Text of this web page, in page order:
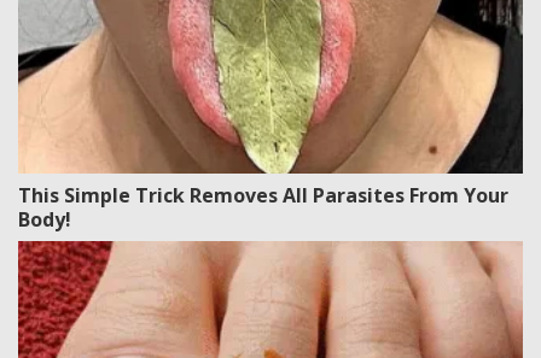
This Simple Trick Removes All Parasites From Your
Body!